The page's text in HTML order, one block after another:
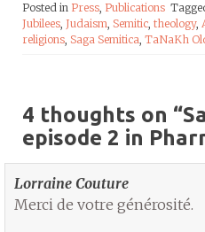
Posted in Press, Publications
Jubilees, Judaism, Semitic, theology,
religions, Saga Semitica, TaNaKh
4 thoughts on “
episode 2 in
Lorraine Couture
Merci de votre générosité.